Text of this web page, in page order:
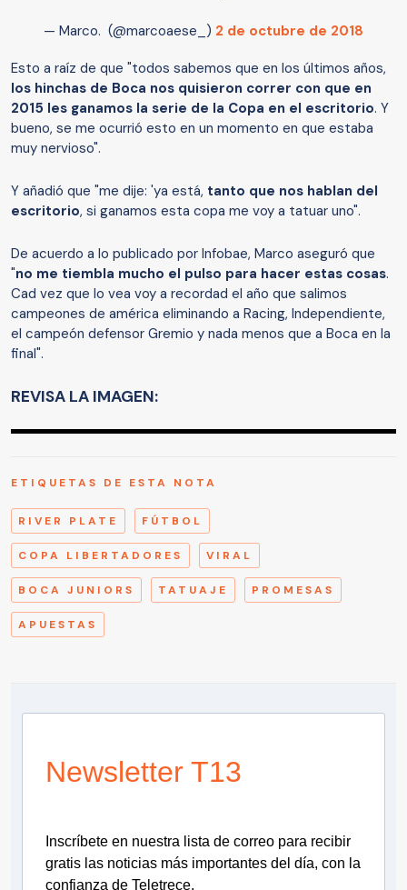
— Marco. (@marcoaese_) 2 de octubre de 2018
Esto a raíz de que "todos sabemos que en los últimos años,
los hinchas de Boca nos quisieron correr con que en
2015 les ganamos la serie de la Copa en el escritorio. Y
bueno, se me ocurrió esto en un momento en que estaba
muy nervioso".
Y añadió que "me dije: 'ya está, tanto que nos hablan del
escritorio, si ganamos esta copa me voy a tatuar uno".
De acuerdo a lo publicado por Infobae, Marco aseguró que
"no me tiembla mucho el pulso para hacer estas cosas.
Cad vez que lo vea voy a recordad el año que salimos
campeones de américa eliminando a Racing, Independiente,
el campeón defensor Gremio y nada menos que a Boca en la
final".
REVISA LA IMAGEN:
ETIQUETAS DE ESTA NOTA
RIVER PLATE FÚTBOL
COPA LIBERTADORES VIRAL
BOCA JUNIORS TATUAJE PROMESAS
APUESTAS
Newsletter T13
Inscríbete en nuestra lista de correo para recibir
gratis las noticias más importantes del día, con la
confianza de Teletrece.